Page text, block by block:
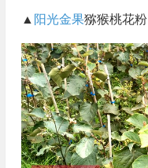
▲ 阳光金果猕猴桃花粉